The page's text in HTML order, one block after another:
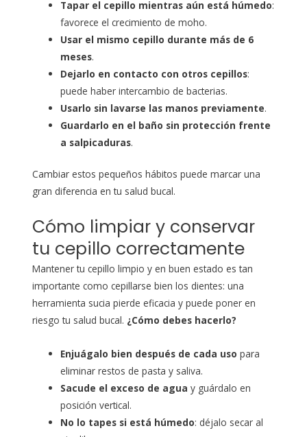
Tapar el cepillo mientras aún está húmedo:
favorece el crecimiento de moho.
Usar el mismo cepillo durante más de 6
meses.
Dejarlo en contacto con otros cepillos:
puede haber intercambio de bacterias.
Usarlo sin lavarse las manos previamente.
Guardarlo en el baño sin protección frente
a salpicaduras.
Cambiar estos pequeños hábitos puede marcar una
gran diferencia en tu salud bucal.
Cómo limpiar y conservar
tu cepillo correctamente
Mantener tu cepillo limpio y en buen estado es tan
importante como cepillarse bien los dientes: una
herramienta sucia pierde eficacia y puede poner en
riesgo tu salud bucal. ¿Cómo debes hacerlo?
Enjuágalo bien después de cada uso para
eliminar restos de pasta y saliva.
Sacude el exceso de agua y guárdalo en
posición vertical.
No lo tapes si está húmedo: déjalo secar al